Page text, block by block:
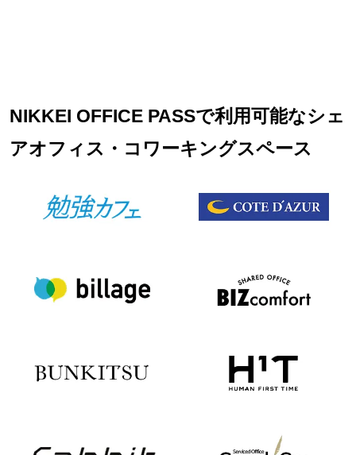
NIKKEI OFFICE PASSで利用可能なシェ
アオフィス・コワーキングスペース